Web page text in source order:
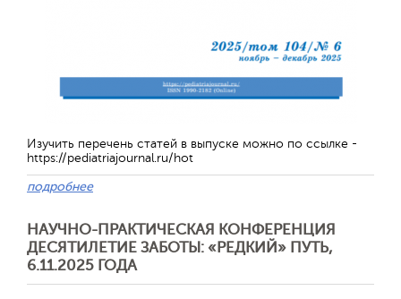
Изучить перечень статей в выпуске можно по ссылке -
https://pediatriajournal.ru/hot
подробнее
НАУЧНО-ПРАКТИЧЕСКАЯ КОНФЕРЕНЦИЯ
ДЕСЯТИЛЕТИЕ ЗАБОТЫ: «РЕДКИЙ» ПУТЬ,
6.11.2025 ГОДА
Обратная